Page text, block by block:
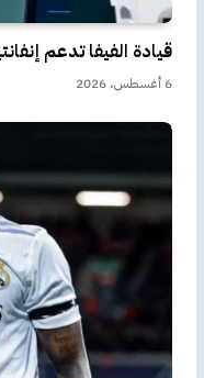
قيادة الفيفا تدعم
6 أغسطس، 2026